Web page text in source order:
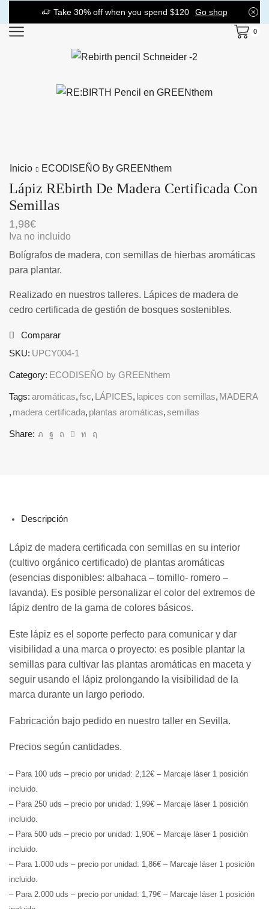
Take 30% off when you spend $120 Go shop
0
Inicio ECODISEÑO By GREENthem
Lápiz REbirth De Madera Certificada Con
Semillas
1,98€
Iva no incluido
Bolígrafos de madera, con semillas de hierbas aromáticas
para plantar.
Realizado en nuestros talleres. Lápices de madera de
cedro certificada de gestión de bosques sostenibles.
Comparar
SKU: UPCY004-1
Category: ECODISEÑO by GREENthem
Tags: aromáticas,fsc, LÁPICES, lapices con semillas, MADERA
, madera certificada, plantas aromáticas,semillas
Share:
Descripción
Lápiz de madera certificada con semillas en su interior
(cultivo orgánico certificado) de plantas aromáticas
(esencias disponibles: albahaca – tomillo- romero –
lavanda). Es posible personalizar el color del extremos de
lápiz dentro de la gama de colores básicos.
Este lápiz es el soporte perfecto para comunicar y dar
visibilidad a una marca o proyecto: es posible plantar la
semillas para cultivar las plantas aromáticas en maceta y
seguir usando el lápiz prolongando la visibilidad de la
marca durante un largo periodo.
Fabricación bajo pedido en nuestro taller en Sevilla.
Precios según cantidades.
– Para 100 uds – precio por unidad: 2,12€ – Marcaje láser 1 posición
incluido.
– Para 250 uds – precio por unidad: 1,99€ – Marcaje láser 1 posición
incluido.
– Para 500 uds – precio por unidad: 1,90€ – Marcaje láser 1 posición
incluido.
– Para 1.000 uds – precio por unidad: 1,86€ – Marcaje láser 1 posición
incluido.
– Para 2.000 uds – precio por unidad: 1,79€ – Marcaje láser 1 posición